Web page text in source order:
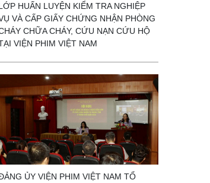
HUẤN LUYỆN KIỂM TRA NGHIỆP
VÀ CẤP GIẤY CHỨNG NHẬN PHÒNG
CHỮA CHÁY, CỨU NẠN CỨU HỘ
VIỆN PHIM VIỆT NAM
ỦY VIỆN PHIM VIỆT NAM TỔ